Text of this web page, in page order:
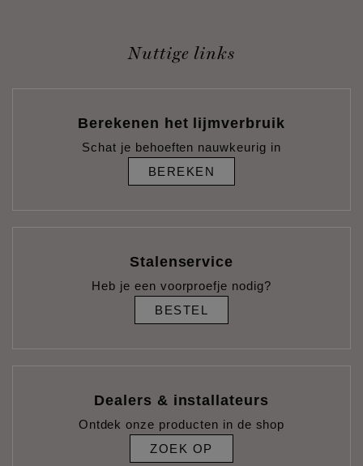
Nuttige links
Berekenen het lijmverbruik
Schat je behoeften nauwkeurig in
BEREKEN
Stalenservice
Heb je een voorproefje nodig?
BESTEL
Dealers & installateurs
Ontdek onze producten in de shop
ZOEK OP